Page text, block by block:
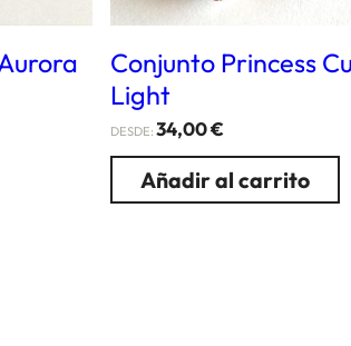
Conjunto Princess
Light
DESDE: 34,00€
Añadir al carrito